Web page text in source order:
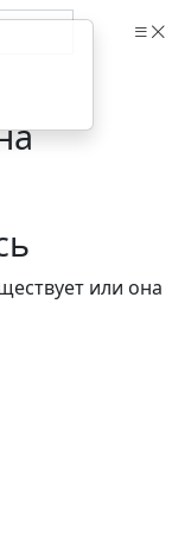
или она